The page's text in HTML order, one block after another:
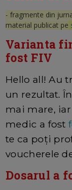
- fragmente din
material publicat pe
Varianta
fost FIV
Hello all! Au
un rezultat.
mai mare,
medic a fost
te ca poți
voucherele
Dosarul a